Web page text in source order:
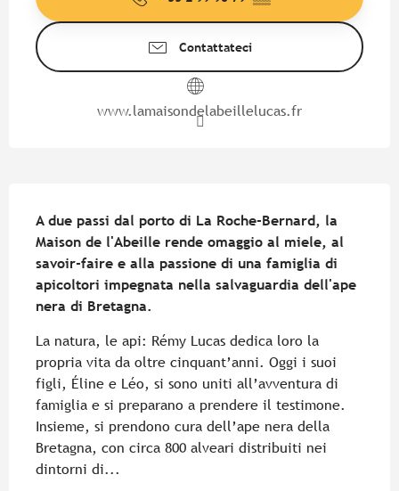
Contattateci
www.lamaisondelabeillelucas.fr
A due passi dal porto di La Roche-Bernard, la
Maison de l'Abeille rende omaggio al miele, al
savoir-faire e alla passione di una famiglia di
apicoltori impegnata nella salvaguardia dell'ape
nera di Bretagna.
La natura, le api: Rémy Lucas dedica loro la
propria vita da oltre cinquant’anni. Oggi i suoi
figli, Éline e Léo, si sono uniti all’avventura di
famiglia e si preparano a prendere il testimone.
Insieme, si prendono cura dell’ape nera della
Bretagna, con circa 800 alveari distribuiti nei
dintorni di...